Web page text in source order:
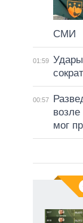
СМИ
01:59
00:57
мог